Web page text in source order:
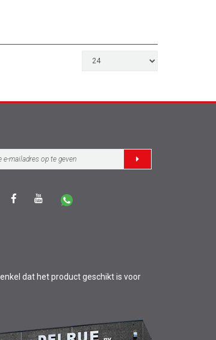
dat het product geschikt is voor